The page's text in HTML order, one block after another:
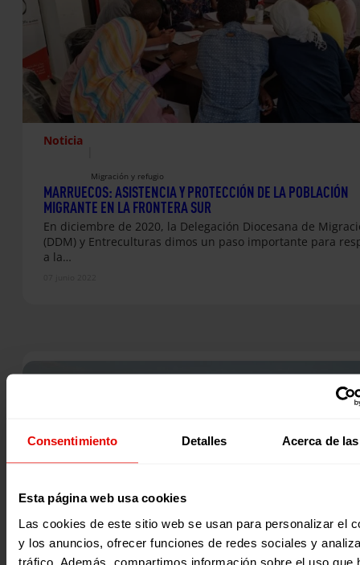
Consentimiento Detalles Acerca de
Esta página web usa cookies
Las cookies de este sitio web se usan para personalizar el
y los anuncios, ofrecer funciones de redes sociales y
tráfico. Además, compartimos información sobre el uso que
Noticia
Migración y refugio
MARRUECOS: ASISTENCIA Y PROTECCIÓN DE LA POBLACIÓN
MIGRANTE EN LA FRONTERA SUR
En diciembre de 2020, la Delegación Diocesana de
(DDM) y Entreculturas dimos un paso importante para
a la…